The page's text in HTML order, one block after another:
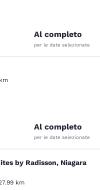
Al completo
per le date selezionate
Molto buono. 1214 recensioni
Al completo
per le date selezionate
by Radisson,
by Radisson, Niagara
km